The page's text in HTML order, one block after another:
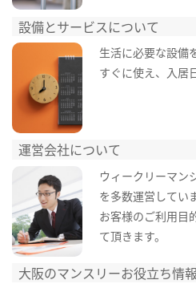
設備とサービスについて
生活に必要な設備
すぐに使え、入居
運営会社について
ウィークリーマン
を多数運営してい
お客様のご利用目
て頂きます。
大阪のマンスリーお役立ち情報